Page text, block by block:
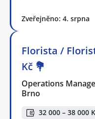
Zveřejněno: 4. srpna
Florista /
Kč 💐
Operations
Brno
32 000 – 38 000